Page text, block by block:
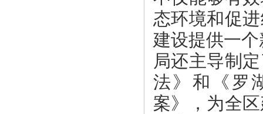
态环境和促
建设提供一
局还主导制
法》和《罗
案》，为全